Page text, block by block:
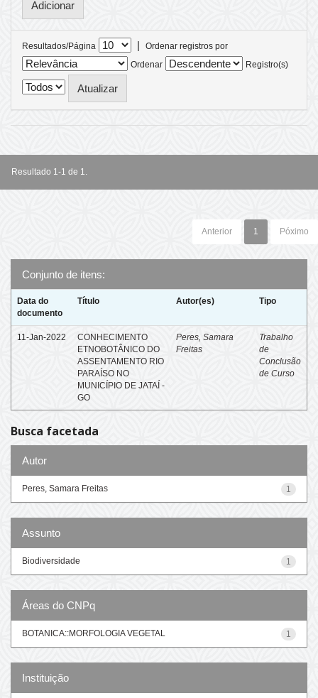
Resultados/Página |
Ordenar registros por
Ordenar
Registro(s)
Resultado 1-1 de 1.
Anterior 1 Póximo
Conjunto de itens:
Data do
documento
Título Autor(es) Tipo
11-Jan-2022
CONHECIMENTO
ETNOBOTÂNICO DO
ASSENTAMENTO RIO
PARAÍSO NO
MUNICÍPIO DE JATAÍ -
GO
Peres, Samara
Freitas
Trabalho
de
Conclusão
de Curso
Busca facetada
Autor
1
Peres, Samara Freitas
Assunto
1
Biodiversidade
Áreas do CNPq
1
BOTANICA::MORFOLOGIA VEGETAL
Instituição